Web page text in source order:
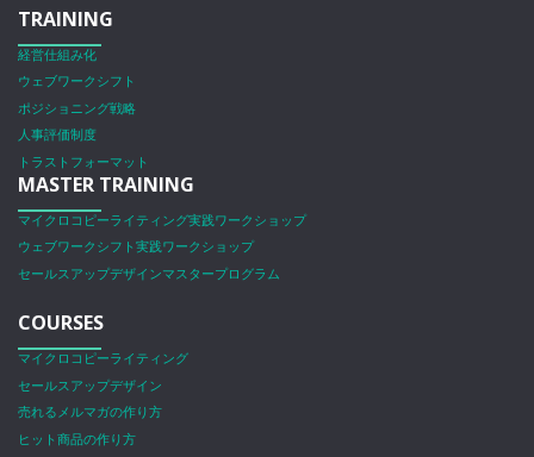
TRAINING
経営仕組み化
ウェブワークシフト
ポジショニング戦略
人事評価制度
トラストフォーマット
MASTER TRAINING
マイクロコピーライティング実践ワークショップ
ウェブワークシフト実践ワークショップ
セールスアップデザインマスタープログラム
COURSES
マイクロコピーライティング
セールスアップデザイン
売れるメルマガの作り方
ヒット商品の作り方